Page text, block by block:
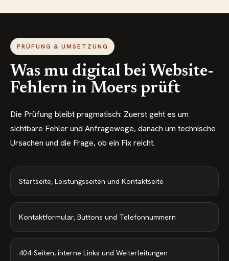
PRÜFUNG & UMSETZUNG
Was mu digital bei Website-
Fehlern in Moers prüft
Die Prüfung bleibt pragmatisch: Zuerst geht es um
sichtbare Fehler und Anfragewege, danach um technische
Ursachen und die Frage, ob ein Fix reicht.
Startseite, Leistungsseiten und Kontaktseite
Kontaktformular, Buttons und Telefonnummern
404-Seiten, interne Links und Weiterleitungen